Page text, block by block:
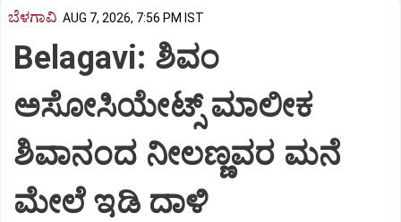
ಬೆಳಗಾವಿ AUG 7, 2026, 7:56 PM IST
Belagavi: ಶಿವಂ
ಅಸೋಸಿಯೇಟ್ಸ್ ಮಾಲೀಕ
ಶಿವಾನಂದ ನೀಲಣ್ಣವರ ಮನೆ
ಮೇಲೆ ಇಡಿ‌ ದಾಳಿ